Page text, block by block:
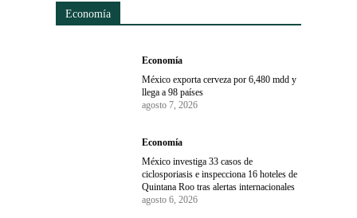
Economía
Economía
México exporta cerveza por 6,480 mdd y
llega a 98 países
agosto 7, 2026
Economía
México investiga 33 casos de
ciclosporiasis e inspecciona 16 hoteles de
Quintana Roo tras alertas internacionales
agosto 6, 2026